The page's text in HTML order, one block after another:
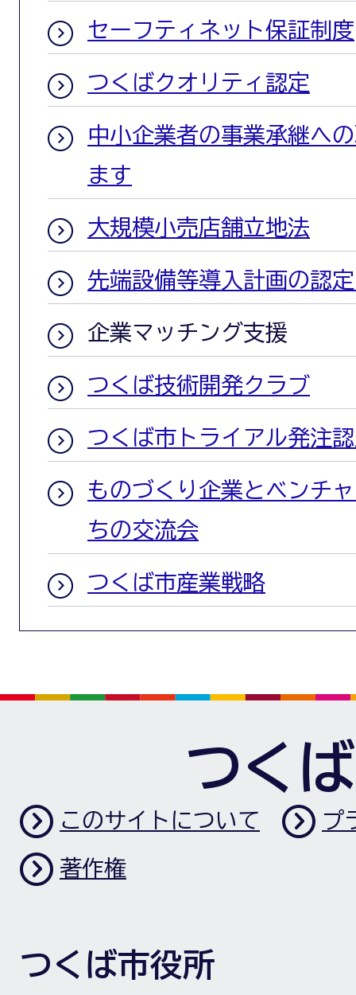
セーフティネット保証制度
つくばクオリティ認定
中小企業者の事業承継へ
ます
大規模小売店舗立地法
先端設備等導入計画の認
企業マッチング支援
つくば技術開発クラブ
つくば市トライアル発注
ものづくり企業とベンチ
ちの交流会
つくば市産業戦略
つく
このサイトについて プ
著作権
つくば市役所